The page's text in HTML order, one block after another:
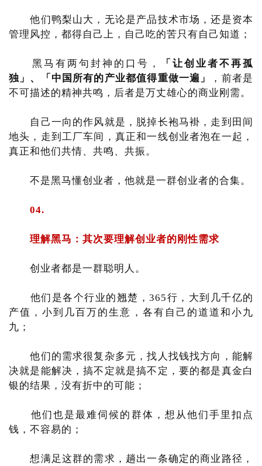
他们鸭梨山大，无论是产品技术市场，还是资本
管理风控，都得自己上，自己吃的苦只有自己知道；
黑马有两句封神的口号，
「让创业者不再孤
独」、「中国所有的产业都值得重做一遍」
，前者是
不可描述的精神共鸣，后者是万丈雄心的商业刚需。
自己一向的作风就是，脱掉长袍马褂，走到田间
地头，走到工厂车间，真正和一线创业者泡在一起，
真正和他们共情、共鸣、共振。
不是黑马懂创业者，他就是一群创业者的合集。
04.
理解黑马：其次要理解创业者的刚性需求
创业者都是一群聪明人。
他们是各个行业的翘楚，365行，大到几千亿的
产值，小到几百万的生意，各有自己的道道和小九
九；
他们的需求很复杂多元，找人找钱找方向，能解
决就是能解决，搞不定就是搞不定，要的都是真金白
银的结果，没有折中的可能；
他们也是最难伺候的群体，想从他们手里扣点
钱，不容易的；
想满足这群的需求，趟出一条确定的商业路径，